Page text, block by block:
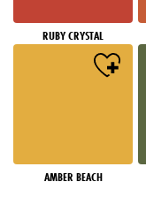
RUBY CRYSTAL
AMBER BEACH